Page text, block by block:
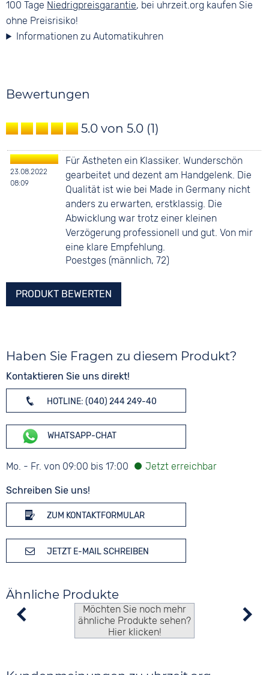
100 Tage Niedrigpreisgarantie, bei uhrzeit.org kaufen Sie
ohne Preisrisiko!
Informationen zu Automatikuhren
Bewertungen
5.0 von 5.0 (1)
23.08.2022
08:09
Für Ästheten ein Klassiker. Wunderschön
gearbeitet und dezent am Handgelenk. Die
Qualität ist wie bei Made in Germany nicht
anders zu erwarten, erstklassig. Die
Abwicklung war trotz einer kleinen
Verzögerung professionell und gut. Von mir
eine klare Empfehlung.
Poestges (männlich, 72)
PRODUKT BEWERTEN
Haben Sie Fragen zu diesem Produkt?
Kontaktieren Sie uns direkt!
HOTLINE: (040) 244 249-40
WHATSAPP-CHAT
Mo. - Fr. von 09:00 bis 17:00
Schreiben Sie uns!
ZUM KONTAKTFORMULAR
JETZT E-MAIL SCHREIBEN
Ähnliche Produkte
Möchten Sie noch mehr
ähnliche Produkte sehen?
Hier klicken!